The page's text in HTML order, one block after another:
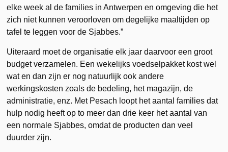
elke week al de families in Antwerpen en omgeving die het
zich niet kunnen veroorloven om degelijke maaltijden op
tafel te leggen voor de Sjabbes.”
Uiteraard moet de organisatie elk jaar daarvoor een groot
budget verzamelen. Een wekelijks voedselpakket kost wel
wat en dan zijn er nog natuurlijk ook andere
werkingskosten zoals de bedeling, het magazijn, de
administratie, enz. Met Pesach loopt het aantal families dat
hulp nodig heeft op to meer dan drie keer het aantal van
een normale Sjabbes, omdat de producten dan veel
duurder zijn.